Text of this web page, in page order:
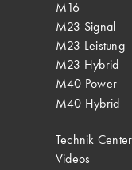
M16
M23 Signal
M23 Leistung
M23 Hybrid
M40 Power
M40 Hybrid
Technik Center
Videos